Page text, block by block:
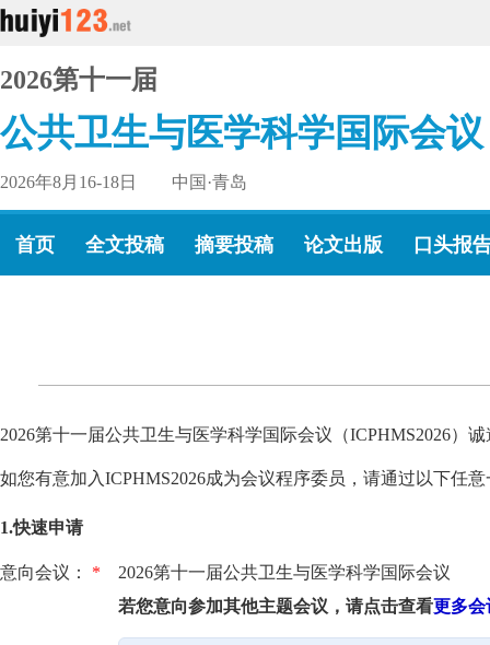
2026第十一届
公共卫生与医学科学国际会议
2026年8月16-18日 中国·青岛
首页 全文投稿 摘要投稿 论文出版 口头报
2026第十一届公共卫生与医学科学国际会议（ICPHMS2026）
如您有意加入ICPHMS2026成为会议程序委员，请通过以下任
1.快速申请
意向会议： *
2026第十一届公共卫生与医学科学国际会议
若您意向参加其他主题会议，请点击查看更多会